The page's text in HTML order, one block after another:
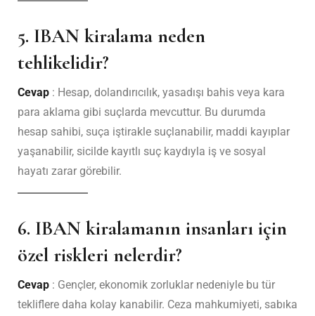
5. IBAN kiralama neden
tehlikelidir?
Cevap : Hesap, dolandırıcılık, yasadışı bahis veya kara
para aklama gibi suçlarda mevcuttur. Bu durumda
hesap sahibi, suça iştirakle suçlanabilir, maddi kayıplar
yaşanabilir, sicilde kayıtlı suç kaydıyla iş ve sosyal
hayatı zarar görebilir.
6. IBAN kiralamanın insanları için
özel riskleri nelerdir?
Cevap : Gençler, ekonomik zorluklar nedeniyle bu tür
tekliflere daha kolay kanabilir. Ceza mahkumiyeti, sabıka